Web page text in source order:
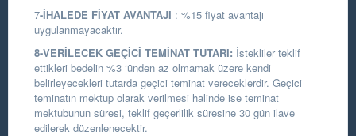
7-İHALEDE FİYAT AVANTAJI : %15 fiyat avantajı
uygulanmayacaktır.
8-VERİLECEK GEÇİCİ TEMİNAT TUTARI: İstekliler teklif
ettikleri bedelin %3 ‘ünden az olmamak üzere kendi
belirleyecekleri tutarda geçici teminat vereceklerdir. Geçici
teminatın mektup olarak verilmesi halinde ise teminat
mektubunun süresi, teklif geçerlilik süresine 30 gün ilave
edilerek düzenlenecektir.